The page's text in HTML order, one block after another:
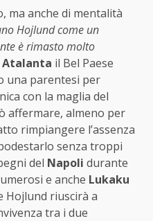
ma anche di mentalità
Hojlund come un
è rimasto molto
Atalanta il Bel Paese
una parentesi per
con la maglia del
affermare, almeno per
rimpiangere l’assenza
senza troppi
del Napoli durante
e anche Lukaku
Hojlund riuscirà a
tra i due